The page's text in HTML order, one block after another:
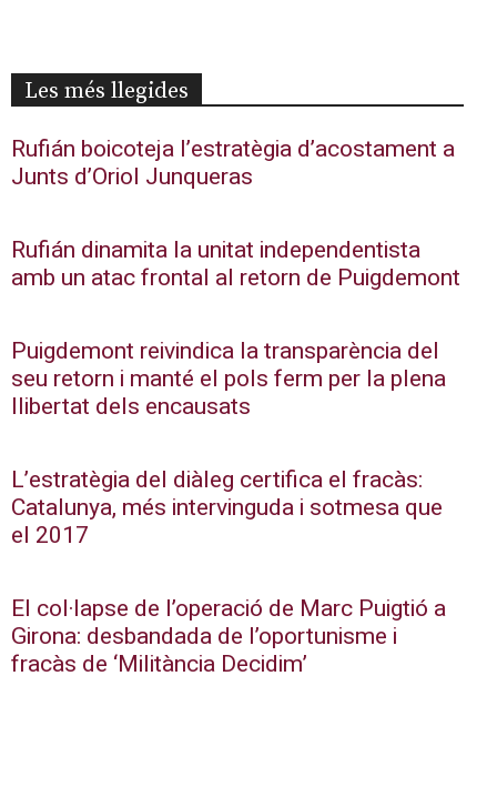
Les més llegides
Rufián boicoteja l’estratègia d’acostament a
Junts d’Oriol Junqueras
Rufián dinamita la unitat independentista
amb un atac frontal al retorn de Puigdemont
Puigdemont reivindica la transparència del
seu retorn i manté el pols ferm per la plena
llibertat dels encausats
L’estratègia del diàleg certifica el fracàs:
Catalunya, més intervinguda i sotmesa que
el 2017
El col·lapse de l’operació de Marc Puigtió a
Girona: desbandada de l’oportunisme i
fracàs de ‘Militància Decidim’